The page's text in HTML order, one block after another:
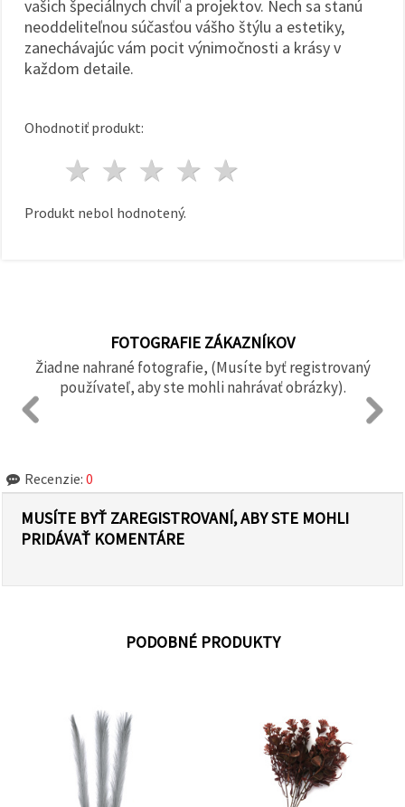
vašich špeciálnych chvíľ a projektov. Nech sa stanú
neoddeliteľnou súčasťou vášho štýlu a estetiky,
zanechávajúc vám pocit výnimočnosti a krásy v
každom detaile.
Ohodnotiť produkt:
4 hviezdy
3 hviezdy
2 hviezdy
1 hviezda
Produkt nebol hodnotený.
FOTOGRAFIE ZÁKAZNÍKOV
Žiadne nahrané fotografie, (Musíte byť registrovaný
používateľ, aby ste mohli nahrávať obrázky).
Recenzie: 0
MUSÍTE BYŤ ZAREGISTROVANÍ, ABY STE MOHLI
PRIDÁVAŤ KOMENTÁRE
PODOBNÉ PRODUKTY